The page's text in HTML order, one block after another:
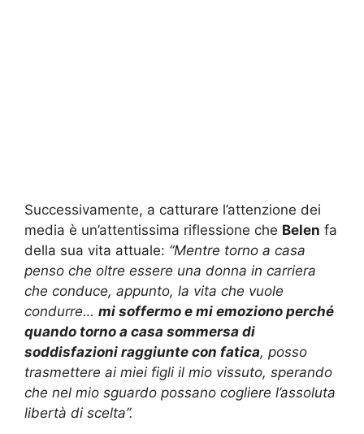
Successivamente, a catturare l’attenzione dei
media è un’attentissima riflessione che Belen fa
della sua vita attuale: “Mentre torno a casa
penso che oltre essere una donna in carriera
che conduce, appunto, la vita che vuole
condurre… mi soffermo e mi emoziono perché
quando torno a casa sommersa di
soddisfazioni raggiunte con fatica, posso
trasmettere ai miei figli il mio vissuto, sperando
che nel mio sguardo possano cogliere l’assoluta
libertà di scelta”.